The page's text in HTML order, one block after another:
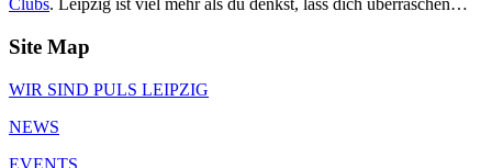
Clubs. Leipzig ist viel mehr als du denkst, lass dich überraschen…
Site Map
WIR SIND PULS LEIPZIG
NEWS
EVENTS